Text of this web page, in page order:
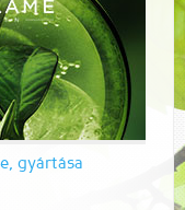
gyártása